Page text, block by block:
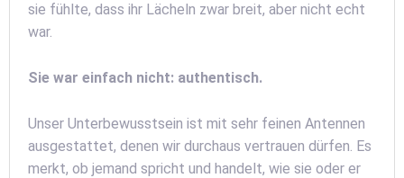
sie fühlte, dass ihr Lächeln zwar breit, aber nicht echt
war.
Sie war einfach nicht: authentisch.
Unser Unterbewusstsein ist mit sehr feinen Antennen
ausgestattet, denen wir durchaus vertrauen dürfen. Es
merkt, ob jemand spricht und handelt, wie sie oder er